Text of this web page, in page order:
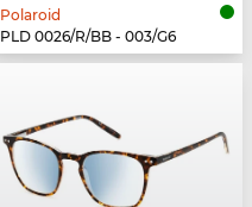
Polaroid
PLD 0026/R/BB - 003/G6